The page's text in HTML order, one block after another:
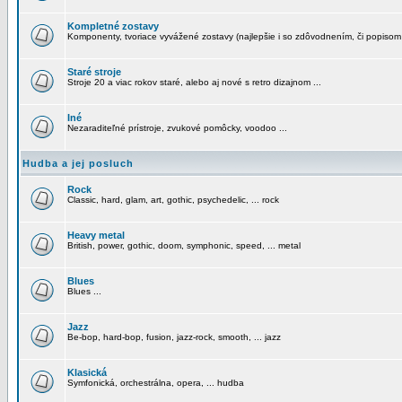
Kompletné zostavy
Komponenty, tvoriace vyvážené zostavy (najlepšie i so zdôvodnením, či
Staré stroje
Stroje 20 a viac rokov staré, alebo aj nové s retro dizajnom ...
Iné
Nezaraditeľné prístroje, zvukové pomôcky, voodoo ...
Hudba a jej posluch
Rock
Classic, hard, glam, art, gothic, psychedelic, ... rock
Heavy metal
British, power, gothic, doom, symphonic, speed, ... metal
Blues
Blues ...
Jazz
Be-bop, hard-bop, fusion, jazz-rock, smooth, ... jazz
Klasická
Symfonická, orchestrálna, opera, ... hudba